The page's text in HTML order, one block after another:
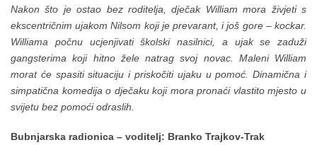
Nakon što je ostao bez roditelja, dječak William mora živjeti s
ekscentričnim ujakom Nilsom koji je prevarant, i još gore – kockar.
Williama počnu ucjenjivati školski nasilnici, a ujak se zaduži
gangsterima koji hitno žele natrag svoj novac. Maleni William
morat će spasiti situaciju i priskočiti ujaku u pomoć. Dinamična i
simpatična komedija o dječaku koji mora pronaći vlastito mjesto u
svijetu bez pomoći odraslih.
Bubnjarska radionica – voditelj: Branko Trajkov-Trak